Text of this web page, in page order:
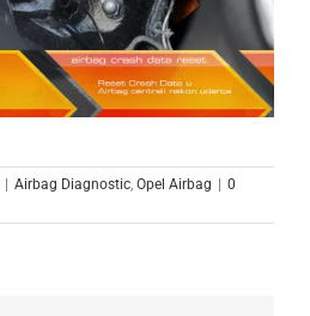
| Airbag Diagnostic Opel Airbag | 0